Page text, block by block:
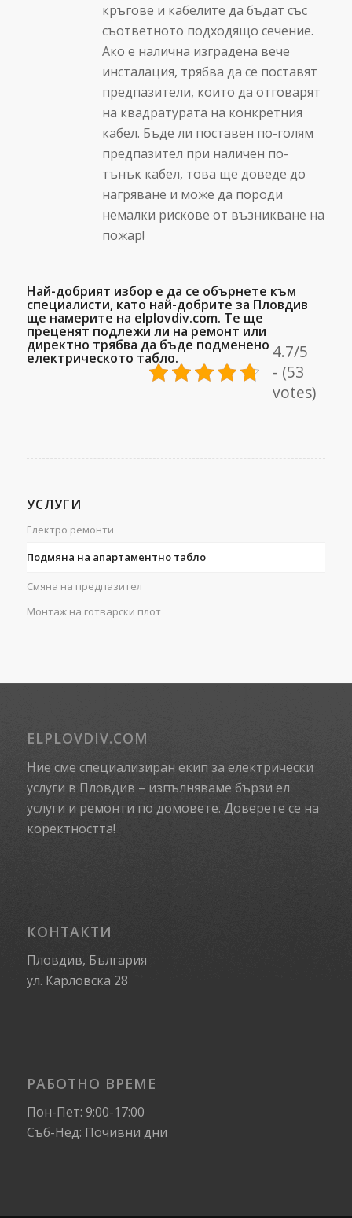
кръгове и кабелите да бъдат със
съответното подходящо сечение.
Ако е налична изградена вече
инсталация, трябва да се поставят
предпазители, които да отговарят
на квадратурата на конкретния
кабел. Бъде ли поставен по-голям
предпазител при наличен по-
тънък кабел, това ще доведе до
нагряване и може да породи
немалки рискове от възникване на
пожар!
Най-добрият избор е да се обърнете към
специалисти, като най-добрите за Пловдив
ще намерите на elplovdiv.com. Те ще
преценят подлежи ли на ремонт или
директно трябва да бъде подменено
електрическото табло.
4.7/5
- (53
votes)
УСЛУГИ
Електро ремонти
Подмяна на апартаментно табло
Смяна на предпазител
Монтаж на готварски плот
ELPLOVDIV.COM
Ние сме специализиран екип за електрически
услуги в Пловдив – изпълняваме бързи ел
услуги и ремонти по домовете. Доверете се на
коректността!
КОНТАКТИ
Пловдив, България
ул. Карловска 28
РАБОТНО ВРЕМЕ
Пон-Пет: 9:00-17:00
Съб-Нед: Почивни дни